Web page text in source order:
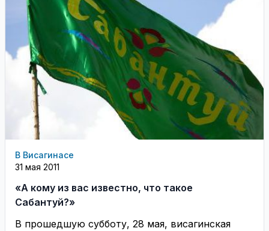
В Висагинасе
31 мая 2011
«А кому из вас известно, что такое
Сабантуй?»
В прошедшую субботу, 28 мая, висагинская